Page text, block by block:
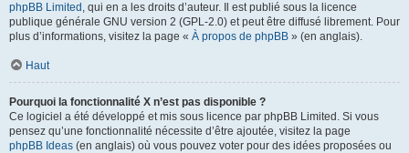
phpBB Limited , qui en a les droits d’auteur. Il est publié sous la licence
publique générale GNU version 2 (GPL-2.0) et peut être diffusé librement. Pour
plus d’informations, visitez la page « À propos de phpBB » (en anglais).
Haut
Pourquoi la fonctionnalité X n’est pas disponible ?
Ce logiciel a été développé et mis sous licence par phpBB Limited. Si vous
pensez qu’une fonctionnalité nécessite d’être ajoutée, visitez la page
phpBB Ideas (en anglais) où vous pouvez voter pour des idées proposées ou